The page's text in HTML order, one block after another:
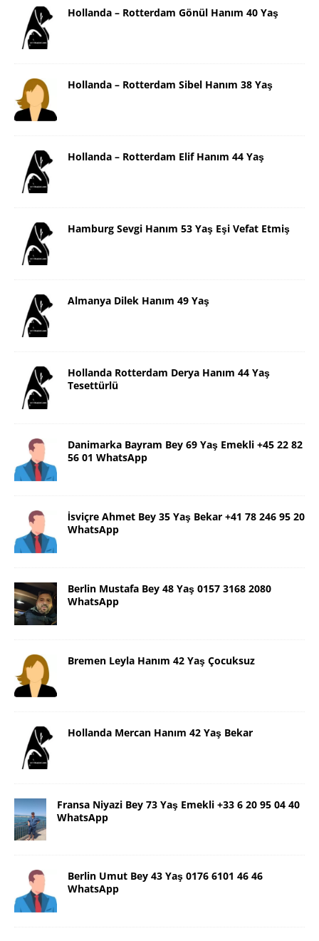
Hollanda – Rotterdam Gönül Hanım 40 Yaş
Hollanda – Rotterdam Sibel Hanım 38 Yaş
Hollanda – Rotterdam Elif Hanım 44 Yaş
Hamburg Sevgi Hanım 53 Yaş Eşi Vefat Etmiş
Almanya Dilek Hanım 49 Yaş
Hollanda Rotterdam Derya Hanım 44 Yaş
Tesettürlü
Danimarka Bayram Bey 69 Yaş Emekli +45 22 82
56 01 WhatsApp
İsviçre Ahmet Bey 35 Yaş Bekar +41 78 246 95 20
WhatsApp
Berlin Mustafa Bey 48 Yaş 0157 3168 2080
WhatsApp
Bremen Leyla Hanım 42 Yaş Çocuksuz
Hollanda Mercan Hanım 42 Yaş Bekar
Fransa Niyazi Bey 73 Yaş Emekli +33 6 20 95 04 40
WhatsApp
Berlin Umut Bey 43 Yaş 0176 6101 46 46
WhatsApp